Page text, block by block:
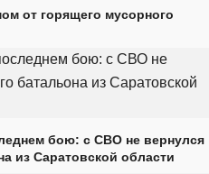
от горящего мусорного
бою: с СВО не вернулся
из Саратовской области